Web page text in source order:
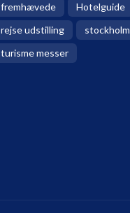
fremhævede
Hotelguide
rejse udstilling
stockholm
turisme messer